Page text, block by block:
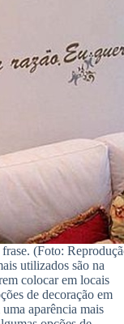
(Foto:
utilizados são na
colocar em locais
de decoração em
aparência mais